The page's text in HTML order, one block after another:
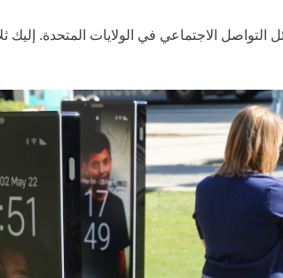
بأذى وسائل التواصل الاجتماعي في الولايات المتحدة. إليك